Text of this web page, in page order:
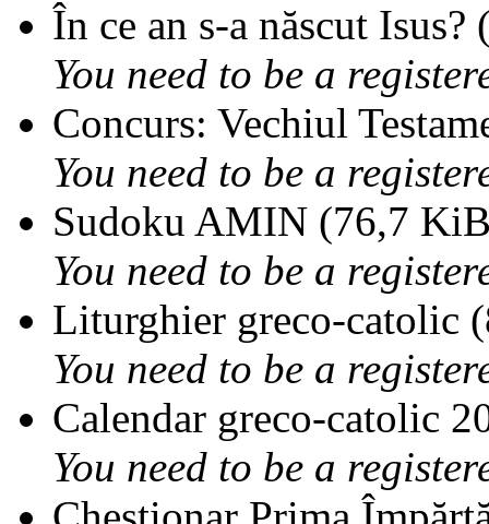
În ce an s-a născut
You need to be a
Concurs: Vechiul
You need to be a
Sudoku AMIN (76,7
You need to be a
Liturghier greco-catolic
You need to be a
Calendar greco-catolic
You need to be a